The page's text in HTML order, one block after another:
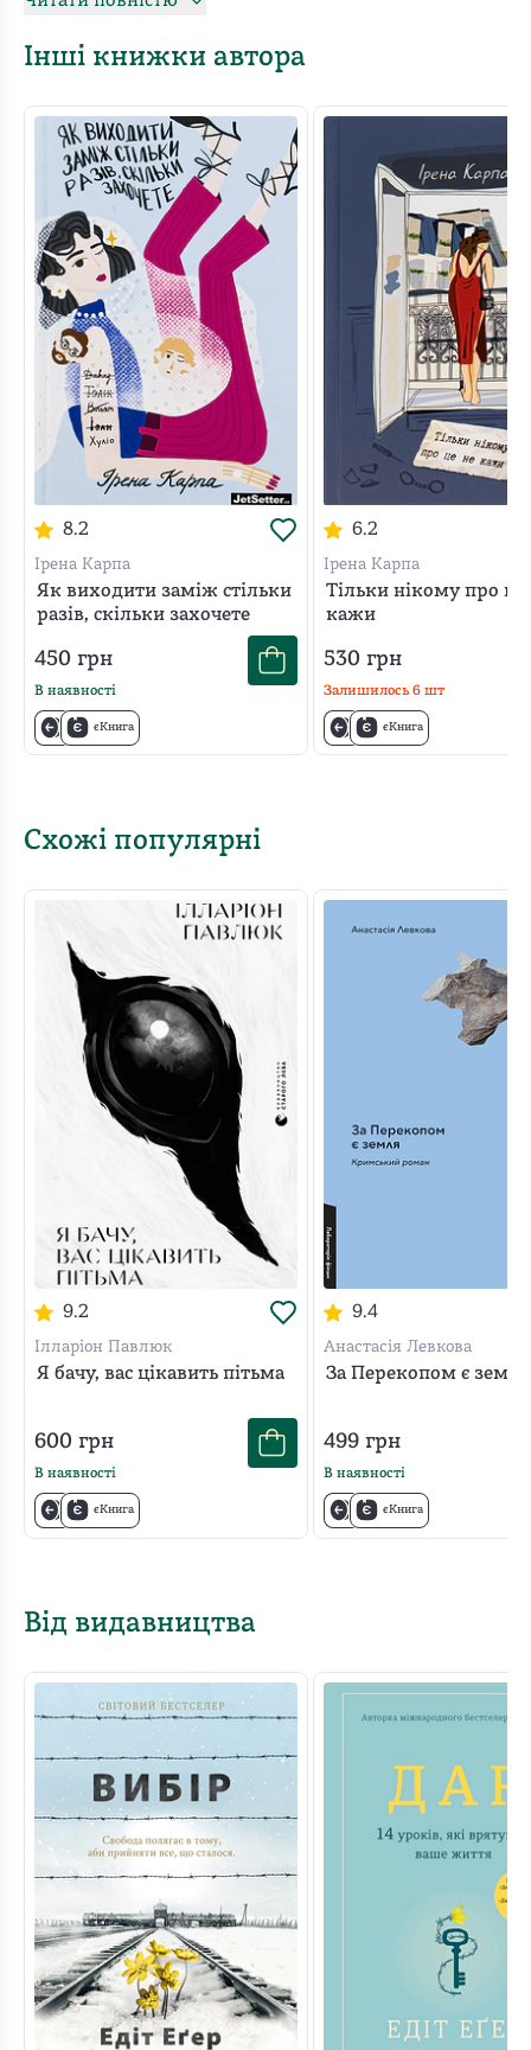
Амстердам, щоб знову захищати Україну. А школярка
винаймає будинок над озером у її родичів. Щирість і
таємниці, радість і біль, дружба, кохання і втрати —
намагання знайти й зберегти себе у вирі подій. А
може, таки зустрітися на вітряному пляжі.
Інші книжки автора
8.2
Ірена Карпа
Як виходити заміж стільки
разів, скільки захочете
450 грн
В наявності
єКнига
6.2
Ірена Карпа
Тільки нікому про це
кажи
530грн
Залишилось 6шт
єКнига
Схожі популярні
9.2
Ілларіон Павлюк
Я бачу, вас цікавить пітьма
600 грн
В наявності
єКнига
9.4
Анастасія Левкова
За Перекопом є земля
499грн
В наявності
єКнига
Від видавництва